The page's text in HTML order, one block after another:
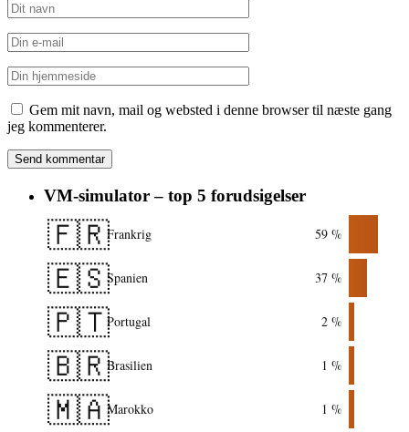
Gem mit navn, mail og websted i denne browser til næste gang
jeg kommenterer.
VM-simulator – top 5 forudsigelser
🇫🇷Frankrig 59 %
🇪🇸Spanien 37 %
🇵🇹Portugal 2 %
🇧🇷Brasilien 1 %
🇲🇦Marokko 1 %